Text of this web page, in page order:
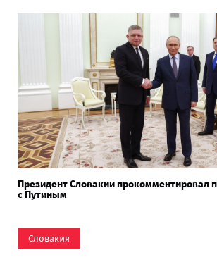
Президент Словакии прокомментировал
с Путиным
Словакия